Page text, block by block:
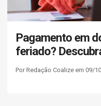
Pagamento em
feriado?
Por Redação Coalize em 09/